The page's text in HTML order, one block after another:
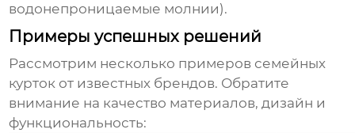
водонепроницаемые молнии).
Примеры успешных решений
Рассмотрим несколько примеров семейных
курток от известных брендов. Обратите
внимание на качество материалов, дизайн и
функциональность: